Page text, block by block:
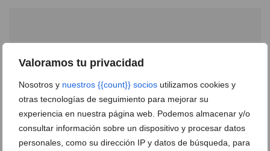
Valoramos tu privacidad
Nosotros y nuestros {{count}} socios utilizamos cookies y
otras tecnologías de seguimiento para mejorar su
experiencia en nuestra página web. Podemos almacenar y/o
consultar información sobre un dispositivo y procesar datos
personales, como su dirección IP y datos de búsqueda, para